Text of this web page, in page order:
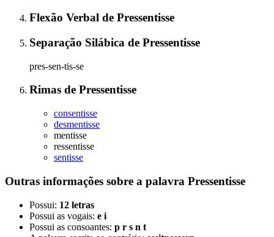
Flexão Verbal de Pressentisse
Separação Silábica de Pressentisse
pres-sen-tis-se
Rimas de Pressentisse
consentisse
desmentisse
mentisse
ressentisse
sentisse
Outras informações sobre a palavra Pressentisse
Possui: 12 letras
Possui as vogais: e i
Possui as consoantes: p r s n t